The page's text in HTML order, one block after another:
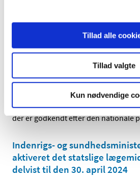
Tillad alle
Tillad valgte
Kun nødvendige
Bevilling til at drive Silkeborg
Lægemiddelstyrelsen har den 12.
meddelt, at Sara Vestergaard
Opdatering af
ændrede ATC-koder for 2024
Indehavere af
der er godkendt efter den nationale
Indenrigs- og
aktiveret det statslige
delvist til den 30. april 2024